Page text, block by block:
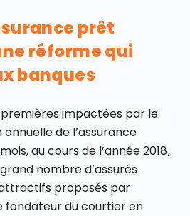
prêt
réforme qui
banques
impactées par le
de l’assurance
au cours de l’année 2018,
nombre d’assurés
proposés par
fondateur du courtier en